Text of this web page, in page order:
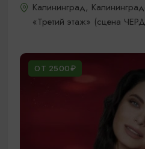
Калининград,
«Третий этаж» (сцена
ОТ 2500₽